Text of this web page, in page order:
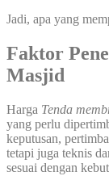
Jadi, apa yang
Faktor
Masjid
Harga Tenda
yang perlu
keputusan,
tetapi juga teknis
sesuai dengan